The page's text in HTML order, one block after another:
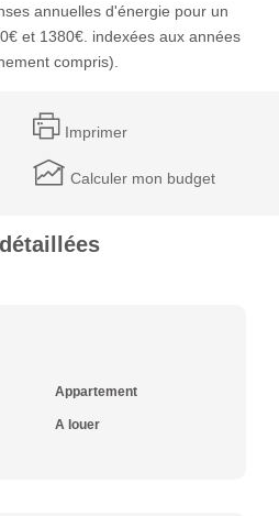
annuelles d'énergie pour un
et 1380€. indexées aux années
compris).
Imprimer
Calculer mon budget
Appartement
A louer